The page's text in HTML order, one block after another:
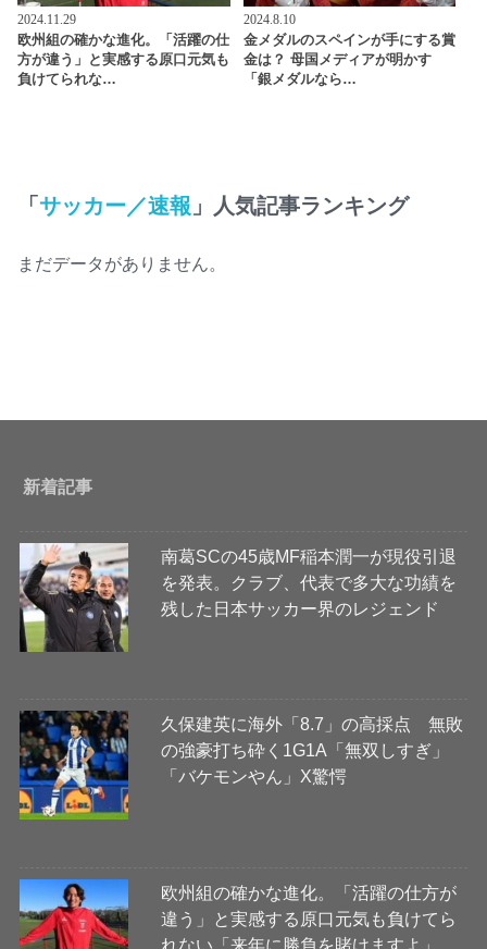
2024.11.29
欧州組の確かな進化。「活躍の仕
方が違う」と実感する原口元気も
負けてられな…
2024.8.10
金メダルのスペインが手にする賞
金は？ 母国メディアが明かす
「銀メダルなら…
「サッカー／速報 」人気記事ランキング
まだデータがありません。
新着記事
南葛SCの45歳MF稲本潤一が現役引退
を発表。クラブ、代表で多大な功績を
残した日本サッカー界のレジェンド
久保建英に海外「8.7」の高採点 無敗
の強豪打ち砕く1G1A「無双しすぎ」
「バケモンやん」X驚愕
欧州組の確かな進化。「活躍の仕方が
違う」と実感する原口元気も負けてら
れない「来年に勝負を賭けますよ」